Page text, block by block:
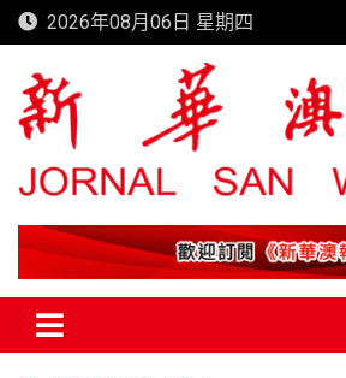
Skip
to
content
2026年08月06日 星期四
新華澳報